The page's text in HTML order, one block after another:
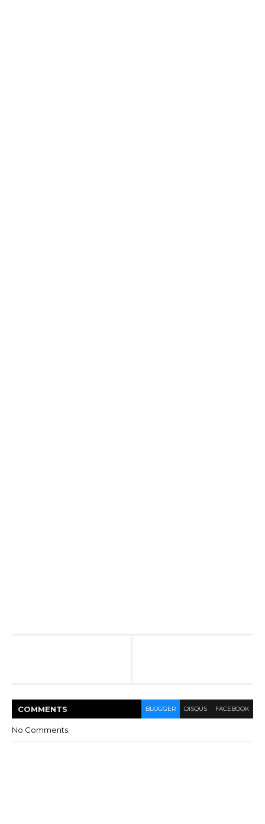
COMMENTS BLOGGER DISQUS FACEBOOK
No Comments: